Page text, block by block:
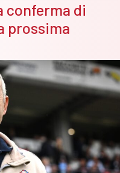
conferma di
prossima